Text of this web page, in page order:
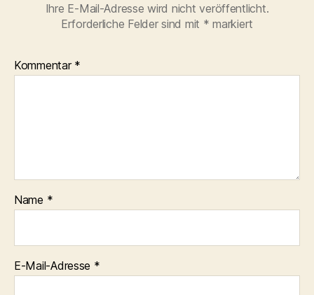
Ihre E-Mail-Adresse wird nicht veröffentlicht.
Erforderliche Felder sind mit * markiert
Kommentar *
Name *
E-Mail-Adresse *